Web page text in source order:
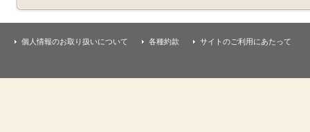
個人情報のお取り扱いについて 各種約款 サイトのご利用にあたって